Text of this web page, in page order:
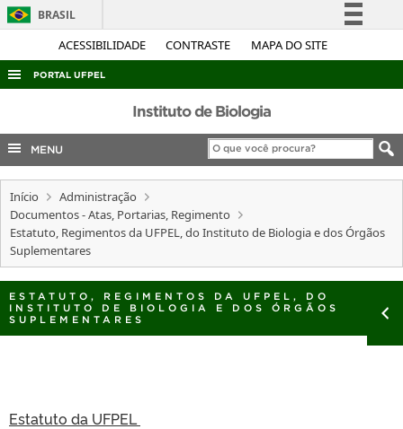
ACESSIBILIDADE CONTRASTE MAPA DO SITE
BRASIL
Simplifique!
Acesso à informação
Legislação
Canais
PORTAL UFPEL
ACESSO À INFORMAÇÃO
AUDITORIA
COBALTO
CONCURSOS
EDITAIS
INTERNACIONAL
PORTARIAS
Instituto de Biologia
MENU
Início
Administração
Documentos - Atas, Portarias, Regimento
Estatuto, Regimentos da UFPEL, do Instituto de Biologia e dos Órgãos
Suplementares
ESTATUTO, REGIMENTOS DA UFPEL, DO
INSTITUTO DE BIOLOGIA E DOS ÓRGÃOS
SUPLEMENTARES
Estatuto da UFPEL